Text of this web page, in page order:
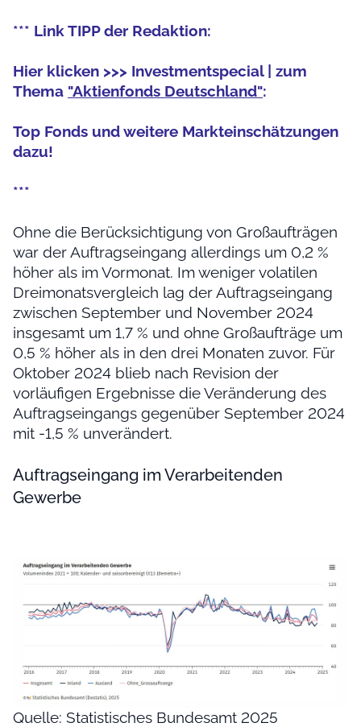
*** Link TIPP der Redaktion:
Hier klicken >>> Investmentspecial | zum
Thema "Aktienfonds Deutschland":
Top Fonds und weitere Markteinschätzungen
dazu!
***
Ohne die Berücksichtigung von Großaufträgen
war der Auftragseingang allerdings um 0,2 %
höher als im Vormonat. Im weniger volatilen
Dreimonatsvergleich lag der Auftragseingang
zwischen September und November 2024
insgesamt um 1,7 % und ohne Großaufträge um
0,5 % höher als in den drei Monaten zuvor. Für
Oktober 2024 blieb nach Revision der
vorläufigen Ergebnisse die Veränderung des
Auftragseingangs gegenüber September 2024
mit -1,5 % unverändert.
Auftragseingang im Verarbeitenden
Gewerbe
Quelle: Statistisches Bundesamt 2025